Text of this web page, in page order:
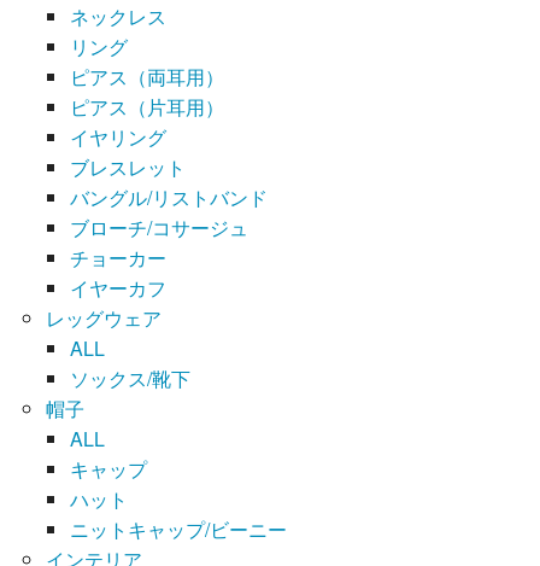
ネックレス
リング
ピアス（両耳用）
ピアス（片耳用）
イヤリング
ブレスレット
バングル/リストバンド
ブローチ/コサージュ
チョーカー
イヤーカフ
レッグウェア
ALL
ソックス/靴下
帽子
ALL
キャップ
ハット
ニットキャップ/ビーニー
インテリア